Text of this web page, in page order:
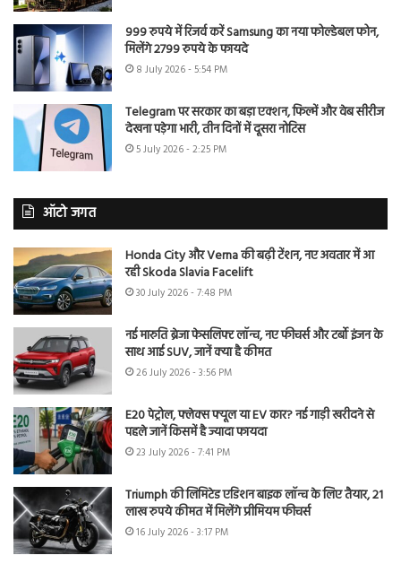
999 रुपये में रिजर्व करें Samsung का नया फोल्डेबल फोन,
मिलेंगे 2799 रुपये के फायदे
8 July 2026 - 5:54 PM
Telegram पर सरकार का बड़ा एक्शन, फिल्में और वेब सीरीज
देखना पड़ेगा भारी, तीन दिनों में दूसरा नोटिस
5 July 2026 - 2:25 PM
ऑटो जगत
Honda City और Verna की बढ़ी टेंशन, नए अवतार में आ
रही Skoda Slavia Facelift
30 July 2026 - 7:48 PM
नई मारुति ब्रेजा फेसलिफ्ट लॉन्च, नए फीचर्स और टर्बो इंजन के
साथ आई SUV, जानें क्या है कीमत
26 July 2026 - 3:56 PM
E20 पेट्रोल, फ्लेक्स फ्यूल या EV कार? नई गाड़ी खरीदने से
पहले जानें किसमें है ज्यादा फायदा
23 July 2026 - 7:41 PM
Triumph की लिमिटेड एडिशन बाइक लॉन्च के लिए तैयार, 21
लाख रुपये कीमत में मिलेंगे प्रीमियम फीचर्स
16 July 2026 - 3:17 PM